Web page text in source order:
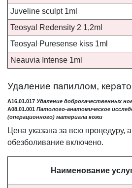
Juveline sculpt 1ml
Teosyal Redensity 2 1,2ml
Teosyal Puresense kiss 1ml
Neauvia Intense 1ml
Удаление папиллом,
A16.01.017 Удаление доброкачественных
A08.01.001 Патолого-анатомическое
(операционного) материала кожи
Цена указана за всю процедуру,
обезболивание включено.
Наименование